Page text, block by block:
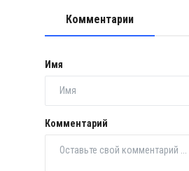
Комментарии
Имя
Комментарий